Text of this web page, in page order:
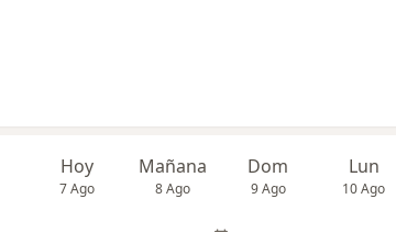
Hoy
7 Ago
Mañana
8 Ago
Dom
9 Ago
Lun
10 Ago